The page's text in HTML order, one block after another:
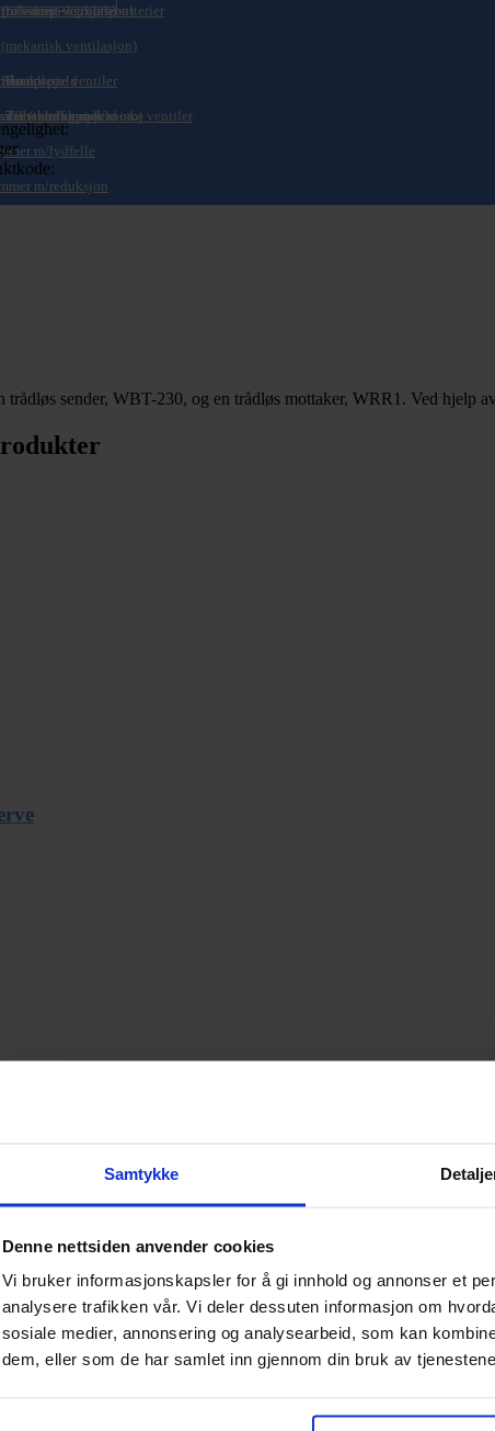
Samtykke
Denne nettsiden anvender cookies
Vi bruker informasjonskapsler for å gi innhold og annonser et
analysere trafikken vår. Vi deler dessuten informasjon om
sosiale medier, annonsering og analysearbeid, som kan
dem, eller som de har samlet inn gjennom din bruk av
zoom)
Brannspjeld
Tilbakeslagsspjeld
(teleskopisk/zoom)
til varme- og kjølebatterier
ventilasjon)
ventilasjon)
Komplette ventiler
Tilbehør for mekaniske ventiler
m/alukanal
m/lydfelle
m/reduksjon
trådløs sender, WBT-230, og en trådløs mottaker, WRR1. Ved hjelp